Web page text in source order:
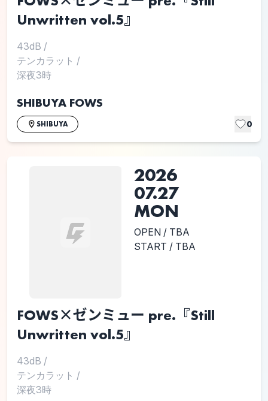
Unwritten vol.5』
43dB /
テンカラット /
深夜3時
SHIBUYA FOWS
SHIBUYA 0
2026
07.27
MON
OPEN / TBA
START / TBA
FOWS×ゼンミュー pre.『Still
Unwritten vol.5』
43dB /
テンカラット /
深夜3時